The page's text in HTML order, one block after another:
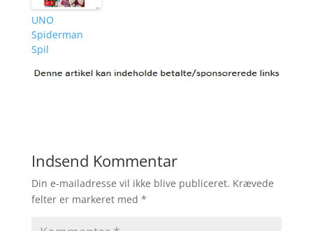
UNO
Spiderman
Spil
Indsend Kommentar
Din e-mailadresse vil ikke blive publiceret. Krævede
felter er markeret med *